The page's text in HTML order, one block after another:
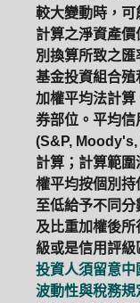
較大變動時，
計算之淨資產
別換算所致之匯
基金投資組合
加權平均法計
券部位。平均
(S&P,
計算；計算範
權平均按個別
至低給予不同
及比重加權後
級或是信用評級
投資人須留意
波動性與稅務規